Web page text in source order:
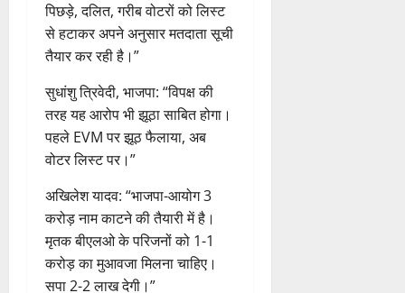
पिछड़े, दलित, गरीब वोटरों को लिस्ट
से हटाकर अपने अनुसार मतदाता सूची
तैयार कर रही है।”
सुधांशु त्रिवेदी, भाजपा: “विपक्ष की
तरह यह आरोप भी झूठा साबित होगा।
पहले EVM पर झूठ फैलाया, अब
वोटर लिस्ट पर।”
अखिलेश यादव: “भाजपा-आयोग 3
करोड़ नाम काटने की तैयारी में है।
मृतक बीएलओ के परिजनों को 1-1
करोड़ का मुआवजा मिलना चाहिए।
सपा 2-2 लाख देगी।”